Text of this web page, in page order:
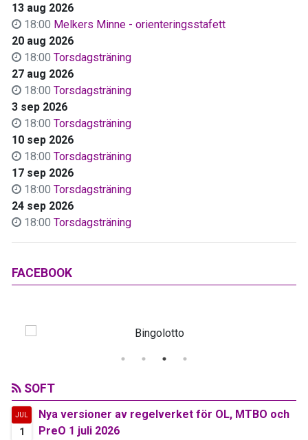
13 aug 2026
18:00 Melkers Minne - orienteringsstafett
20 aug 2026
18:00 Torsdagsträning
27 aug 2026
18:00 Torsdagsträning
3 sep 2026
18:00 Torsdagsträning
10 sep 2026
18:00 Torsdagsträning
17 sep 2026
18:00 Torsdagsträning
24 sep 2026
18:00 Torsdagsträning
FACEBOOK
SOFT
JUL
1
Nya versioner av regelverket för OL, MTBO och
PreO 1 juli 2026